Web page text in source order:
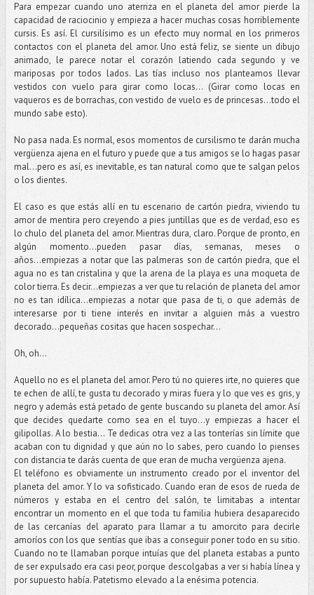
Para empezar cuando uno aterriza en el planeta del amor pierde la
capacidad de raciocinio y empieza a hacer muchas cosas horriblemente
cursis. Es así. El cursilísimo es un efecto muy normal en los primeros
contactos con el planeta del amor. Uno está feliz, se siente un dibujo
animado, le parece notar el corazón latiendo cada segundo y ve
mariposas por todos lados. Las tías incluso nos planteamos llevar
vestidos con vuelo para girar como locas… (Girar como locas en
vaqueros es de borrachas, con vestido de vuelo es de princesas...todo el
mundo sabe esto).
No pasa nada. Es normal, esos momentos de cursilismo te darán mucha
vergüenza ajena en el futuro y puede que a tus amigos se lo hagas pasar
mal...pero es así, es inevitable, es tan natural como que te salgan pelos
o los dientes.
El caso es que estás allí en tu escenario de cartón piedra, viviendo tu
amor de mentira pero creyendo a pies juntillas que es de verdad, eso es
lo chulo del planeta del amor. Mientras dura, claro. Porque de pronto, en
algún momento…pueden pasar días, semanas, meses o
años...empiezas a notar que las palmeras son de cartón piedra, que el
agua no es tan cristalina y que la arena de la playa es una moqueta de
color tierra. Es decir…empiezas a ver que tu relación de planeta del amor
no es tan idílica…empiezas a notar que pasa de ti, o que además de
interesarse por ti tiene interés en invitar a alguien más a vuestro
decorado…pequeñas cositas que hacen sospechar…
Oh, oh…
Aquello no es el planeta del amor. Pero tú no quieres irte, no quieres que
te echen de allí, te gusta tu decorado y miras fuera y lo que ves es gris, y
negro y además está petado de gente buscando su planeta del amor. Así
que decides quedarte como sea en el tuyo…y empiezas a hacer el
gilipollas. A lo bestia... Te dedicas otra vez a las tonterías sin límite que
acaban con tu dignidad y que aún no lo sabes, pero cuando lo pienses
con distancia te darás cuenta de que eran de mucha vergüenza ajena.
El teléfono es obviamente un instrumento creado por el inventor del
planeta del amor. Y lo va sofisticado. Cuando eran de esos de rueda de
números y estaba en el centro del salón, te limitabas a intentar
encontrar un momento en el que toda tu familia hubiera desaparecido
de las cercanías del aparato para llamar a tu amorcito para decirle
amoríos con los que sentías que ibas a conseguir poner todo en su sitio.
Cuando no te llamaban porque intuías que del planeta estabas a punto
de ser expulsado era casi peor, porque descolgabas a ver si había línea y
por supuesto había. Patetismo elevado a la enésima potencia.